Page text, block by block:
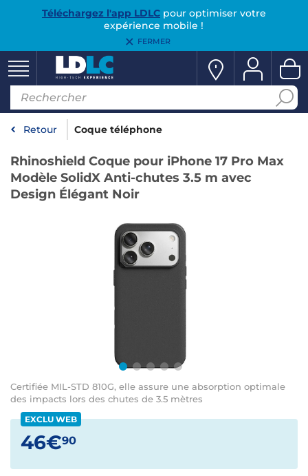
Téléchargez l'app LDLCpour optimiser votre
expérience mobile !
FERMER
Retour Coque téléphone
Rhinoshield Coque pour iPhone 17 Pro Max
Modèle SolidX Anti-chutes 3.5 m avec
Design Élégant Noir
Certifiée MIL-STD 810G, elle assure une absorption optimale
des impacts lors des chutes de 3.5 mètres
EXCLU WEB
46€90